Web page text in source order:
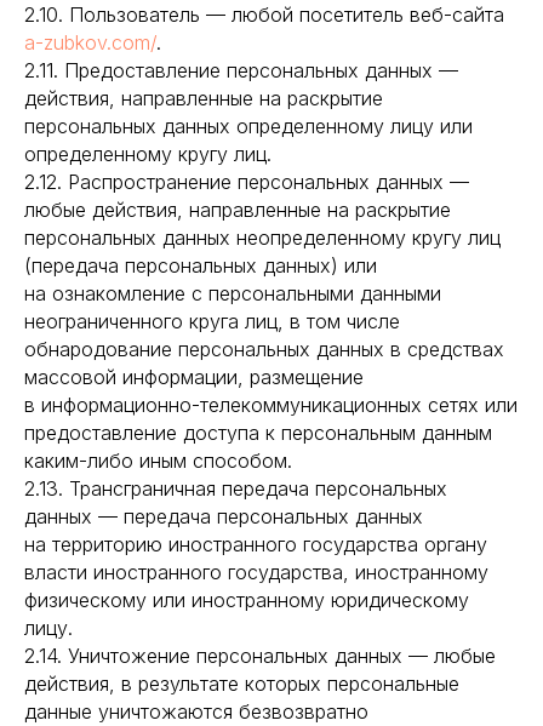
2.10. Пользователь — любой посетитель веб-сайта
a-zubkov.com/.
2.11. Предоставление персональных данных —
действия, направленные на раскрытие
персональных данных определенному лицу или
определенному кругу лиц.
2.12. Распространение персональных данных —
любые действия, направленные на раскрытие
персональных данных неопределенному кругу лиц
(передача персональных данных) или
на ознакомление с персональными данными
неограниченного круга лиц, в том числе
обнародование персональных данных в средствах
массовой информации, размещение
в информационно-телекоммуникационных сетях или
предоставление доступа к персональным данным
каким-либо иным способом.
2.13. Трансграничная передача персональных
данных — передача персональных данных
на территорию иностранного государства органу
власти иностранного государства, иностранному
физическому или иностранному юридическому
лицу.
2.14. Уничтожение персональных данных — любые
действия, в результате которых персональные
данные уничтожаются безвозвратно